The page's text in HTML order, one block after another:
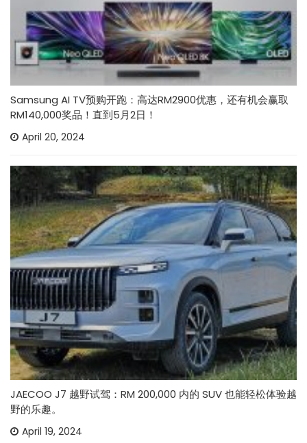
Samsung AI TV预购开跑：高达RM2900优惠，还有机会赢取
RM140,000奖品！直到5月2日！
April 20, 2024
JAECOO J7 越野试驾：RM 200,000 内的 SUV 也能轻松体验越
野的乐趣。
April 19, 2024